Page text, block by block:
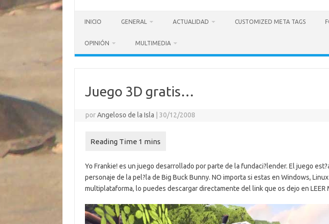
INICIO GENERAL ACTUALIDAD CUSTOMIZED META TAGS
OPINIÓN MULTIMEDIA
Juego 3D gratis…
porAngeloso de la Isla 30/12/2008
Yo Frankie! es un juego desarrollado por parte de la fundaci?lender. El juego
personaje de la pel?la de Big Buck Bunny. NO importa si estas en Windows,
multiplataforma, lo puedes descargar directamente del link que os dejo en LEER